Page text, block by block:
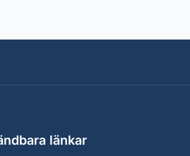
länkar